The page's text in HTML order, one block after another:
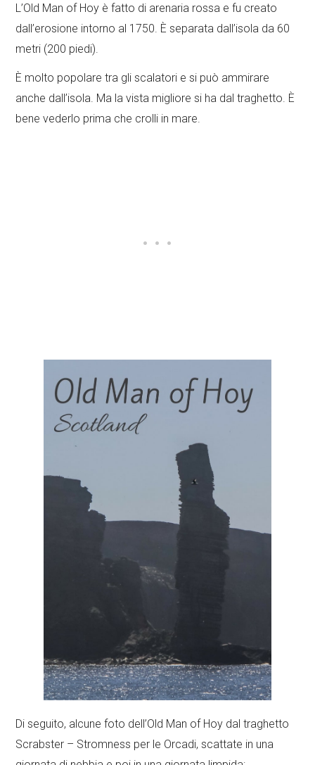
L’Old Man of Hoy è fatto di arenaria rossa e fu creato
dall’erosione intorno al 1750. È separata dall’isola da 60
metri (200 piedi).
È molto popolare tra gli scalatori e si può ammirare
anche dall’isola. Ma la vista migliore si ha dal traghetto. È
bene vederlo prima che crolli in mare.
Di seguito, alcune foto dell’Old Man of Hoy dal traghetto
Scrabster – Stromness per le Orcadi, scattate in una